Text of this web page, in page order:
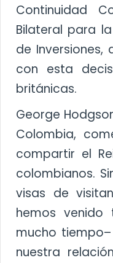
Continuidad
Bilateral para
de Inversiones,
con esta
británicas.
George
Colombia,
compartir el
colombianos.
visas de
hemos venido
mucho
nuestra